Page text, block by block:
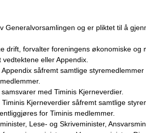
Generalvorsamlingen og er pliktet til å
drift, forvalter foreningens økonomiske og
eller Appendix.
såfremt samtlige
med Timinis Kjerneverdier.
Kjerneverdier såfremt samtlige
for Timinis medlemmer.
Lese- og Skriveminister,